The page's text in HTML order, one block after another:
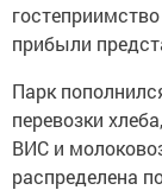
прибыли
Парк
перевозки
ВИС и
распределена